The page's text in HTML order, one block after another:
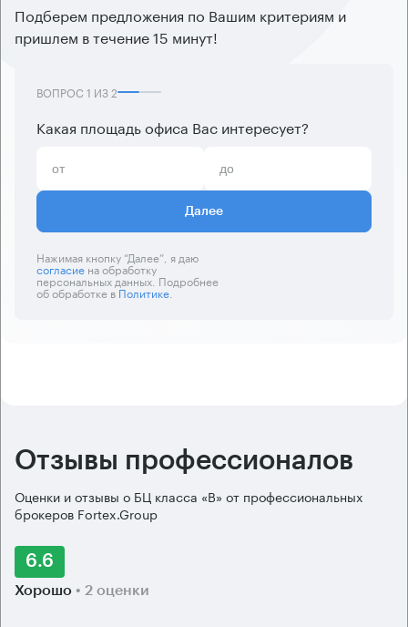
Подберем предложения по Вашим критериям и
пришлем в течение 15 минут!
ВОПРОС 1 ИЗ2
Какая площадь офиса Вас интересует?
Далее
Нажимая кнопку “Далее”, я даю
согласиена обработку
персональных данных. Подробнее
об обработке вПолитике.
Отзывы профессионалов
Оценки и отзывы о БЦ класса «B» от профессиональных
брокеров Fortex.Group
6.6
Хорошо • 2 оценки